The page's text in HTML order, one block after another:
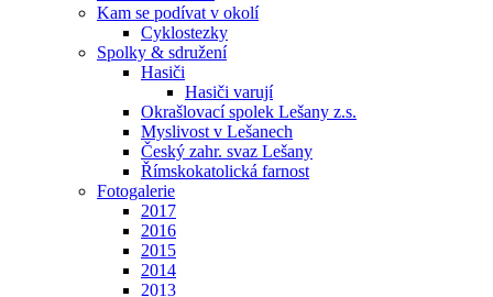
Kam se podívat v okolí
Cyklostezky
Spolky & sdružení
Hasiči
Hasiči varují
Okrašlovací spolek Lešany z.s.
Myslivost v Lešanech
Český zahr. svaz Lešany
Římskokatolická farnost
Fotogalerie
2017
2016
2015
2014
2013